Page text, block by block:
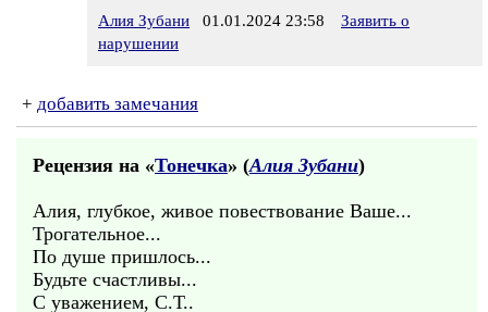
Алия Зубани 01.01.2024 23:58
Заявить о
нарушении
+ добавить замечания
Рецензия на «Тонечка» (Алия Зубани)
Алия, глубкое, живое повествование Ваше...
Трогательное...
По душе пришлось...
Будьте счастливы...
С уважением, С.Т..